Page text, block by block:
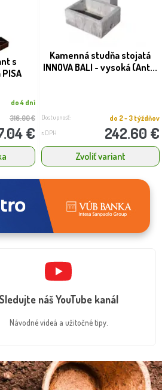
s
do 4 dní
316.00 €
€
Kamenná studňa stojatá
INNOVA BALI - vysoká (Ant...
Dostupnosť: do 2 - 3 týždňov
s DPH 242.60 €
Zvoliť variant
náš YouTube kanál
Návodné videá a užitočné tipy.